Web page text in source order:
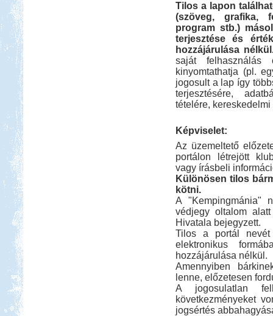
Tilos a lapon
(szöveg, grafika,
program stb.)
terjesztése és
hozzájárulása
saját felhasználás
kinyomtathatja (pl.
jogosult a lap így
terjesztésére,
tételére,
Képviselet:
Az üzemeltető
portálon létrejött
vagy írásbeli
Különösen tilos
kötni.
A "Kempingmánia"
védjegy oltalom
Hivatala bejegyzett.
Tilos a portál nevét
elektronikus
hozzájárulása nélkül.
Amennyiben
lenne, előzetesen
A jogosulatlan
következményeket
jogsértés